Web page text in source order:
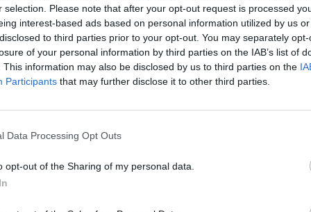
selection. Please note that after your opt-out request is processed
interest-based ads based on personal information utilized by us
to third parties prior to your opt-out. You may separately
of your personal information by third parties on the IAB’s list of
This information may also be disclosed by us to third parties on the
Participants that may further disclose it to other third parties.
Data Processing Opt Outs
opt-out of the Sharing of my personal data.
Residenza San Giovanni
5.80 km
Via Mannozzi 26, San Giovanni Valdarno
Mappa
La Residenza San Giovanni si trova nel centro storico di San
ferroviaria che collega agevolmente la cittadina con la Stazione
La struttura vicino Cavriglia con più giudizi, ben 18!